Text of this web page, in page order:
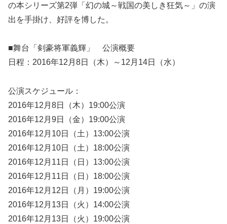
の本シリーズ第2弾「幻の城～戦国の美しき狂気～」の演
出を手掛け、好評を博した。
■舞台「剣豪将軍義輝」 公演概要
日程：2016年12月8日（木）～12月14日（水）
公演スケジュール：
2016年12月8日（木）19:00公演
2016年12月9日（金）19:00公演
2016年12月10日（土）13:00公演
2016年12月10日（土）18:00公演
2016年12月11日（日）13:00公演
2016年12月11日（日）18:00公演
2016年12月12日（月）19:00公演
2016年12月13日（火）14:00公演
2016年12月13日（火）19:00公演